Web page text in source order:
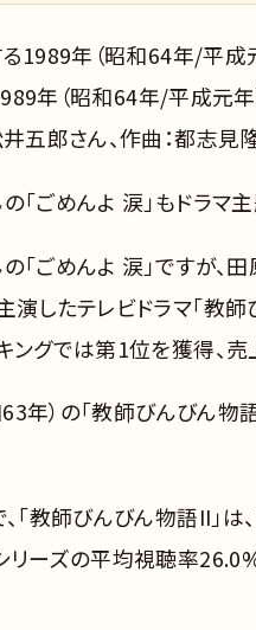
1989年（昭和64年/平成元
年（昭和64年/平成元
井五郎さん、作曲：都志見
「ごめんよ 涙」もドラマ
「ごめんよ 涙」ですが
演したテレビドラマ「教
ングでは第1位を獲得、
年）の「教師びんびん物
、「教師びんびん物語II
リーズの平均視聴率